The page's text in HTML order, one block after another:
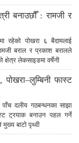
बनाउछौँ : रामजी र
रहेको पोखरा ६ बैदामलाई
बराल र प्रकाश बरालले
लेकसाइडमा वर्षेनी
पोखरा–लुम्बिनी फास्ट
दलीय गठबन्धनका साझा
ट्रयाक बनाउन पहल गर्ने
बाटो पृथ्वी